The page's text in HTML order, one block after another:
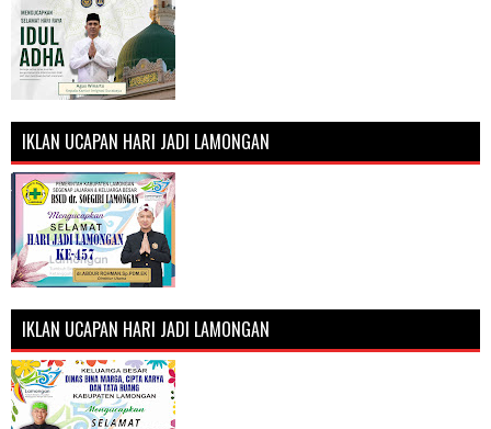
IKLAN UCAPAN HARI JADI LAMONGAN
IKLAN UCAPAN HARI JADI LAMONGAN